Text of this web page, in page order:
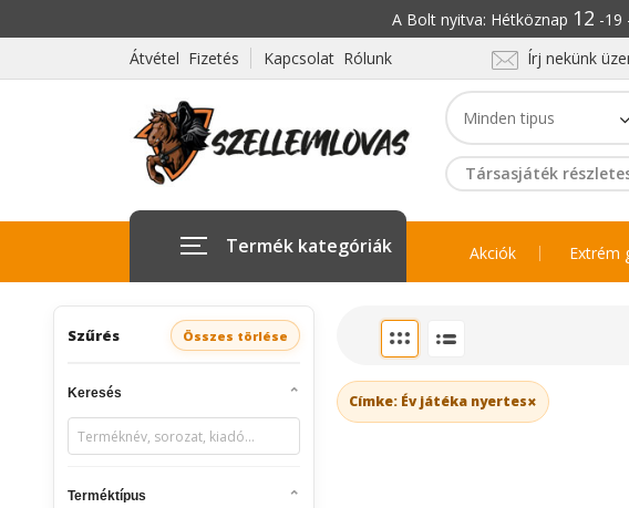
A Bolt nyitva: Hétköznap 12 -19
Átvétel Fizetés
Kapcsolat Rólunk Írj nekünk
Társasjáték
Termék kategóriák Akciók Extrém
Szűrés Összes törlése
Keresés
Terméktípus
Címke: Év játéka nyertes×